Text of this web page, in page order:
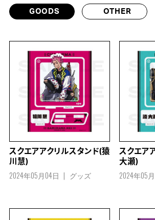
GOODS OTHER
スクエアアクリルスタンド(猿
川慧)
2024年05月04日 グッズ
スクエア
大瀬)
2024年05